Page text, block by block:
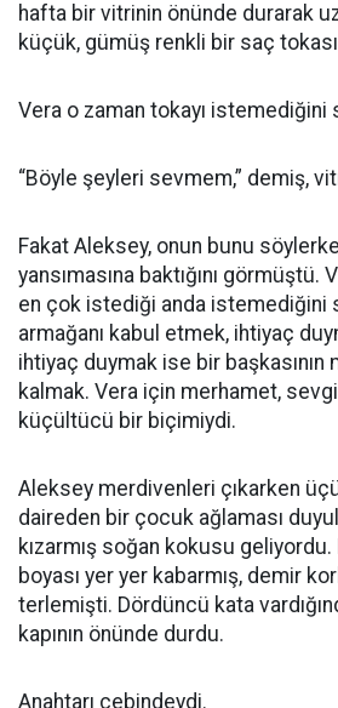
hafta bir vitrinin önünde durarak
küçük, gümüş renkli bir saç tokası
Vera o zaman tokayı istemediğini
“Böyle şeyleri sevmem,” demiş,
Fakat Aleksey, onun bunu
yansımasına baktığını görmüştü.
en çok istediği anda istemediğini
armağanı kabul etmek, ihtiyaç
ihtiyaç duymak ise bir başkasının
kalmak. Vera için merhamet,
küçültücü bir biçimiydi.
Aleksey merdivenleri çıkarken
daireden bir çocuk ağlaması
kızarmış soğan kokusu geliyordu.
boyası yer yer kabarmış, demir
terlemişti. Dördüncü kata
kapının önünde durdu.
Anahtarı cebindeydi.